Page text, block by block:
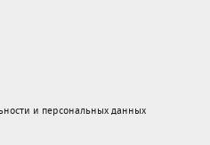
и персональных данных